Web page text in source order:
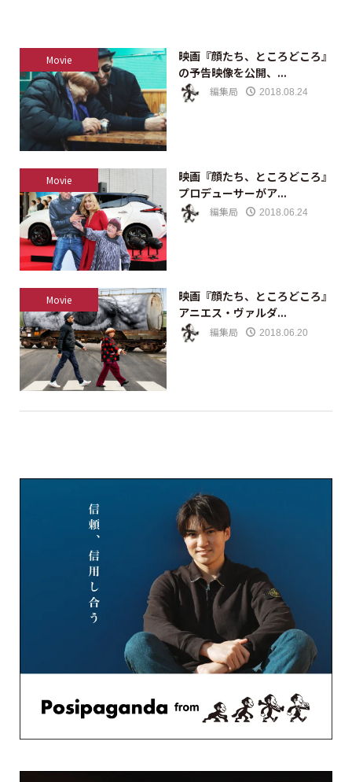
Movie
映画『顔たち、ところどころ』
の予告映像を公開、...
編集局 2018.08.24
Movie
映画『顔たち、ところどころ』
プロデューサーがア...
編集局 2018.06.24
Movie
映画『顔たち、ところどころ』
アニエス・ヴァルダ...
編集局 2018.06.20